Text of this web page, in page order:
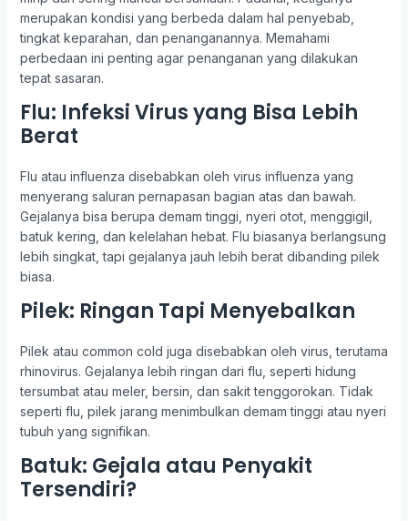
merupakan kondisi yang berbeda dalam hal penyebab,
tingkat keparahan, dan penanganannya. Memahami
perbedaan ini penting agar penanganan yang dilakukan
tepat sasaran.
Flu: Infeksi Virus yang Bisa Lebih
Berat
Flu atau influenza disebabkan oleh virus influenza yang
menyerang saluran pernapasan bagian atas dan bawah.
Gejalanya bisa berupa demam tinggi, nyeri otot, menggigil,
batuk kering, dan kelelahan hebat. Flu biasanya berlangsung
lebih singkat, tapi gejalanya jauh lebih berat dibanding pilek
biasa.
Pilek: Ringan Tapi Menyebalkan
Pilek atau common cold juga disebabkan oleh virus, terutama
rhinovirus. Gejalanya lebih ringan dari flu, seperti hidung
tersumbat atau meler, bersin, dan sakit tenggorokan. Tidak
seperti flu, pilek jarang menimbulkan demam tinggi atau nyeri
tubuh yang signifikan.
Batuk: Gejala atau Penyakit
Tersendiri?